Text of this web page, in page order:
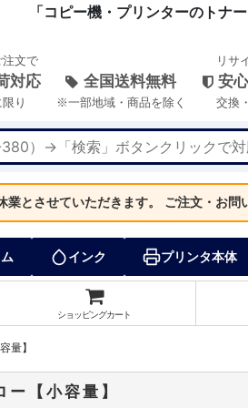
「コピー機・プリンターのトナ
注文で
対応
り
全国送料無料
※一部地域・商品を除く
リサ
安
交換
とさせていただきます。 ご注文・お問
インク プリンタ本体
ショッピングカート
量】
【小容量】